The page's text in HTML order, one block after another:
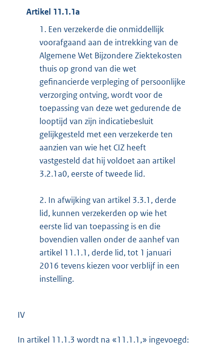
Artikel 11.1.1a
1. Een verzekerde die onmiddellijk
voorafgaand aan de intrekking van de
Algemene Wet Bijzondere Ziektekosten
thuis op grond van die wet
gefinancierde verpleging of persoonlijke
verzorging ontving, wordt voor de
toepassing van deze wet gedurende de
looptijd van zijn indicatiebesluit
gelijkgesteld met een verzekerde ten
aanzien van wie het CIZ heeft
vastgesteld dat hij voldoet aan artikel
3.2.1a0, eerste of tweede lid.
2. In afwijking van artikel 3.3.1, derde
lid, kunnen verzekerden op wie het
eerste lid van toepassing is en die
bovendien vallen onder de aanhef van
artikel 11.1.1, derde lid, tot 1 januari
2016 tevens kiezen voor verblijf in een
instelling.
IV
In artikel 11.1.3 wordt na «11.1.1,» ingevoegd: